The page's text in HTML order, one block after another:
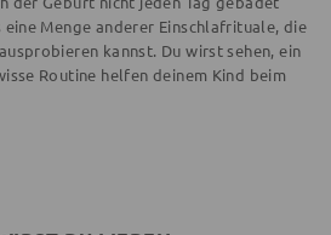
Menge anderer Einschlafrituale, die
kannst. Du wirst sehen, ein
Routine helfen deinem Kind beim